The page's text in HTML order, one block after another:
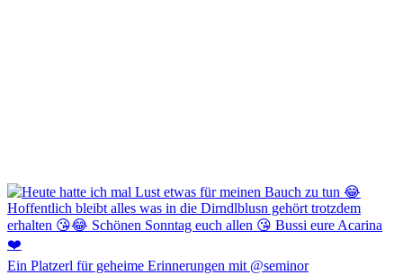
Ein Platzerl für geheime Erinnerungen mit @seminor